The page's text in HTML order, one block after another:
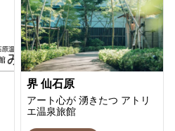
界 仙石原
アート心が 湧きたつ アトリ
エ温泉旅館